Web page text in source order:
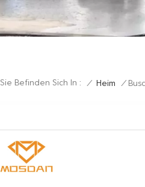
Sie Befinden Sich In : / Heim /